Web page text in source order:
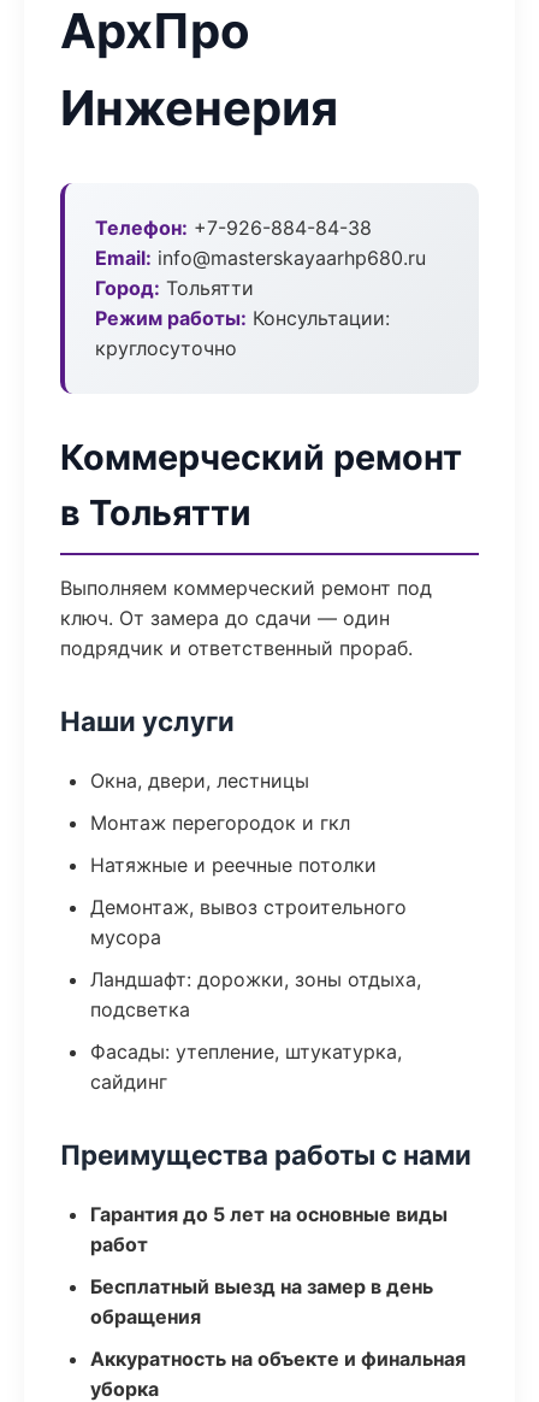
АрхПро
Инженерия
Телефон: +7-926-884-84-38
Email: info@masterskayaarhp680.ru
Город: Тольятти
Режим работы: Консультации:
круглосуточно
Коммерческий ремонт
в Тольятти
Выполняем коммерческий ремонт под
ключ. От замера до сдачи — один
подрядчик и ответственный прораб.
Наши услуги
Окна, двери, лестницы
Монтаж перегородок и гкл
Натяжные и реечные потолки
Демонтаж, вывоз строительного
мусора
Ландшафт: дорожки, зоны отдыха,
подсветка
Фасады: утепление, штукатурка,
сайдинг
Преимущества работы с нами
Гарантия до 5 лет на основные виды
работ
Бесплатный выезд на замер в день
обращения
Аккуратность на объекте и финальная
уборка